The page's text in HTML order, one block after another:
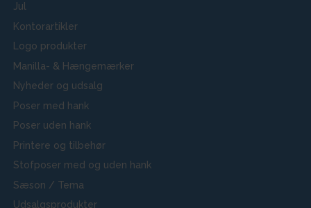
Jul
Kontorartikler
Logo produkter
Manilla- & Hængemærker
Nyheder og udsalg
Poser med hank
Poser uden hank
Printere og tilbehør
Stofposer med og uden hank
Sæson / Tema
Udsalgsprodukter